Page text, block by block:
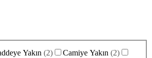
Yakın (2) Camiye Yakın (2)